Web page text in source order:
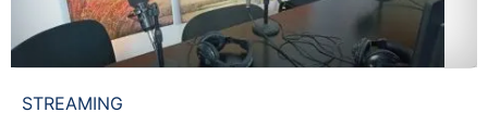
STREAMING